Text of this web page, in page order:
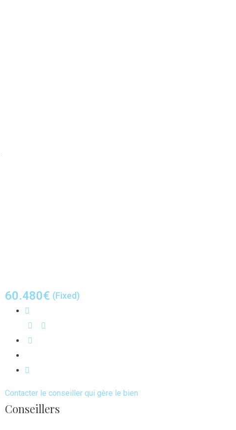
60.480€ (Fixed)
Contacter le conseiller qui gère le bien
Conseillers